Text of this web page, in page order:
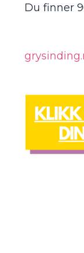
Du finner